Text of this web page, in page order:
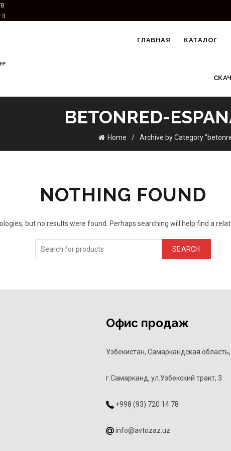
3
ГЛАВНАЯ КАТАЛОГ
BETONRED-
Home Archive by Category
NOTHING FOUND
but no results were found. Perhaps searching will help find a
SEARCH
Офис продаж
Узбекистан, Самаркандская область,
г.Самарканд, ул.Узбекский тракт, 3
+998 (93) 720 14 78
info@avtozaz.uz